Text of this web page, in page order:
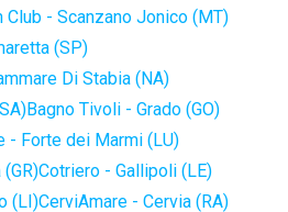
Club - Scanzano Jonico (MT)
(SP)
Di Stabia (NA)
Bagno Tivoli - Grado (GO)
- Forte dei Marmi (LU)
Cotriero - Gallipoli (LE)
(LI)CerviAmare - Cervia (RA)